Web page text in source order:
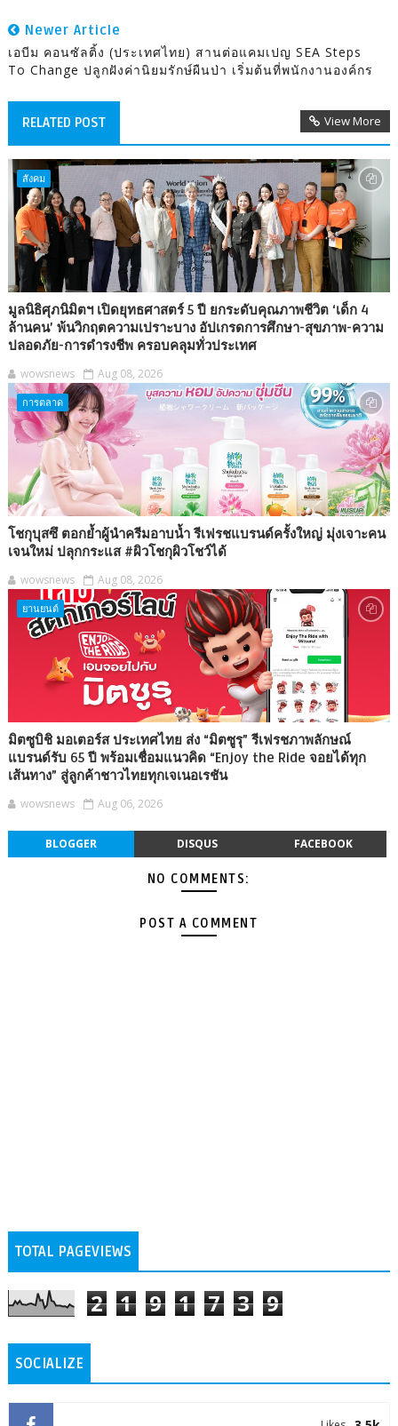
Newer Article
เอบีม คอนซัลติ้ง (ประเทศไทย) สานต่อแคมเปญ SEA Steps
To Change ปลูกฝังค่านิยมรักษ์ผืนป่า เริ่มต้นที่พนักงานองค์กร
RELATED POST View More
สังคม
มูลนิธิศุภนิมิตฯ เปิดยุทธศาสตร์ 5 ปี ยกระดับคุณภาพชีวิต ‘เด็ก 4
ล้านคน’ พ้นวิกฤตความเปราะบาง อัปเกรดการศึกษา-สุขภาพ-ความ
ปลอดภัย-การดำรงชีพ ครอบคลุมทั่วประเทศ
wowsnews Aug 08, 2026
การตลาด
โชกุบุสซึ ตอกย้ำผู้นำครีมอาบน้ำ รีเฟรชแบรนด์ครั้งใหญ่ มุ่งเจาะคน
เจนใหม่ ปลุกกระแส #ผิวโชกุผิวโชว์ได้
wowsnews Aug 08, 2026
ยานยนต์
มิตซูบิชิ มอเตอร์ส ประเทศไทย ส่ง “มิตซูรุ” รีเฟรชภาพลักษณ์
แบรนด์รับ 65 ปี พร้อมเชื่อมแนวคิด “Enjoy the Ride จอยได้ทุก
เส้นทาง” สู่ลูกค้าชาวไทยทุกเจเนอเรชัน
wowsnews Aug 06, 2026
BLOGGER DISQUS FACEBOOK
NO COMMENTS:
POST A COMMENT
TOTAL PAGEVIEWS
2 1 9 1 7 3 9
SOCIALIZE